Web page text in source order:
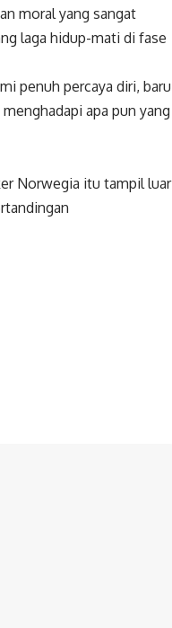
moral yang sangat
laga hidup-mati di fase
penuh percaya diri, baru
apa pun yang
Norwegia itu tampil luar